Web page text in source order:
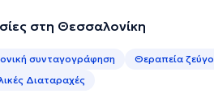
στη Θεσσαλονίκη
συνταγογράφηση Θεραπεία
Διαταραχές